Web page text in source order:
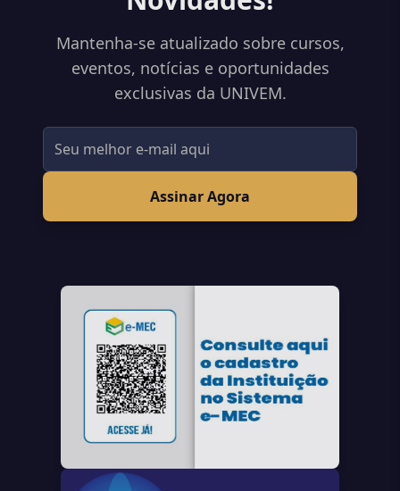
Mantenha-se atualizado sobre cursos,
eventos, notícias e oportunidades
exclusivas da UNIVEM.
Assinar Agora